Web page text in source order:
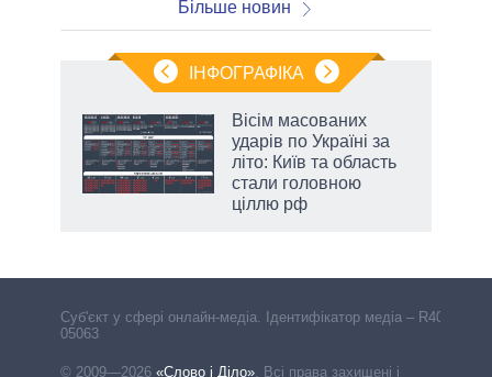
Більше новин
ІНФОГРАФІКА
Вісім масованих
ударів по Україні за
літо: Київ та область
стали головною
ціллю рф
Cуб'єкт у сфері онлайн-медіа. Ідентифікатор медіа – R40-
05063
© 2009—2026 «Слово і Діло» Всі права захищені і